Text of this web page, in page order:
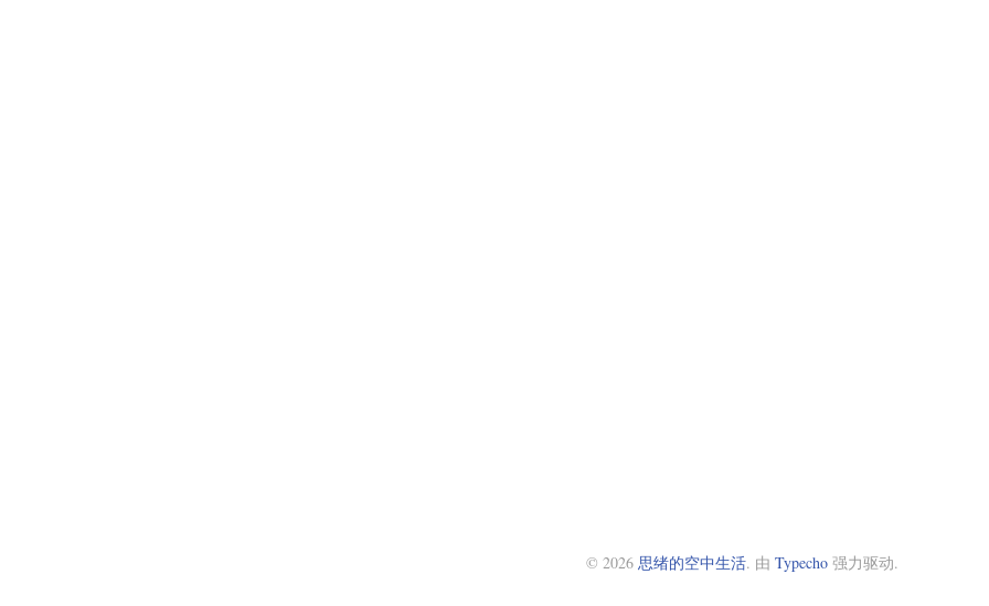
© 2026 思绪的空中生活. 由 Typecho强力驱动.